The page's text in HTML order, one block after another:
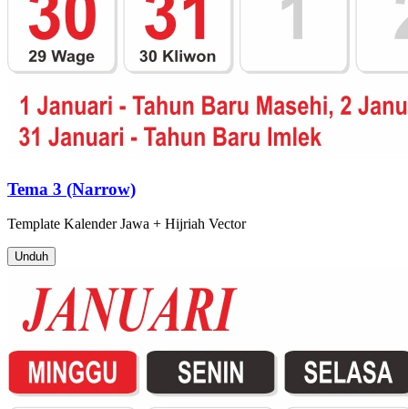
Tema 3 (Narrow)
Template Kalender Jawa + Hijriah Vector
Unduh